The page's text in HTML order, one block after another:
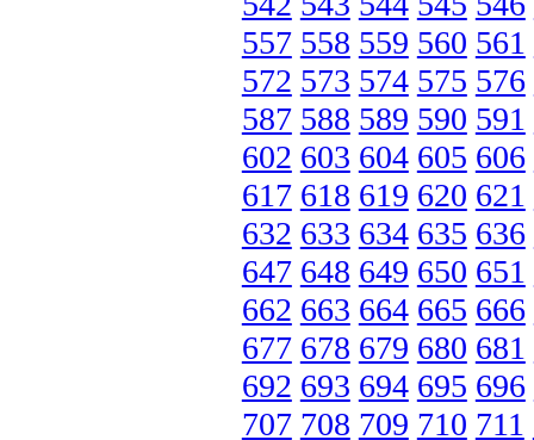
557 558 559 560 561
572 573 574 575 576
587 588 589 590 591
602 603 604 605 606
617 618 619 620 621
632 633 634 635 636
647 648 649 650 651
662 663 664 665 666
677 678 679 680 681
692 693 694 695 696
707 708 709 710 711